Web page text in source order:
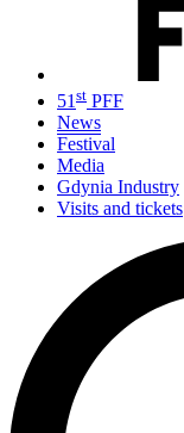
51 st PFF
News
Festival
Media
Gdynia Industry
Visits and tickets